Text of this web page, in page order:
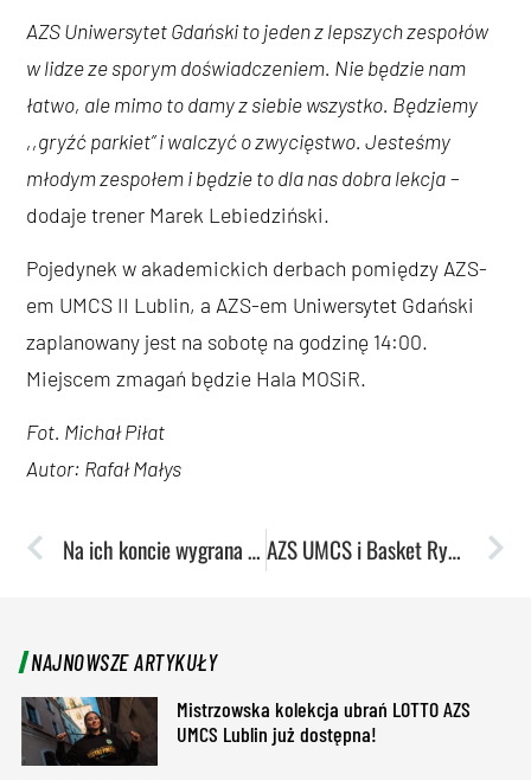
AZS Uniwersytet Gdański to jeden z lepszych zespołów
w lidze ze sporym doświadczeniem. Nie będzie nam
łatwo, ale mimo to damy z siebie wszystko. Będziemy
,,gryźć parkiet” i walczyć o zwycięstwo. Jesteśmy
młodym zespołem i będzie to dla nas dobra lekcja–
dodaje trener Marek Lebiedziński.
Pojedynek w akademickich derbach pomiędzy AZS-
em UMCS II Lublin, a AZS-em Uniwersytet Gdański
zaplanowany jest na sobotę na godzinę 14:00.
Miejscem zmagań będzie Hala MOSiR.
Fot. Michał Piłat
Autor: Rafał Małys
Na ich koncie wygrana z outsiderem. Teraz zadanie będzie cięższe AZS UMCS i Basket Ryki będą szkolić przyszłe talenty
NAJNOWSZE ARTYKUŁY
Mistrzowska kolekcja ubrań LOTTO AZS
UMCS Lublin już dostępna!